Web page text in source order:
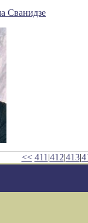
Сванидзе
<< 411 |412|413|